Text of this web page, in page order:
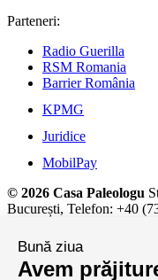
Parteneri:
Radio Guerilla
RSM Romania
Barrier România
KPMG
Juridice
MobilPay
© 2026 Casa Paleologu
București, Telefon: +40
Detalii despre prelucrarea
informații juridice, la
Bună ziua
Avem